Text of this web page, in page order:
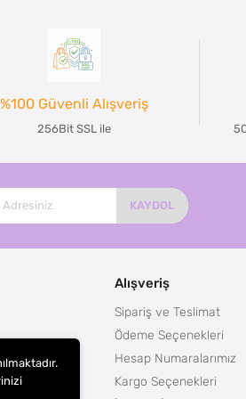
%100 Güvenli Alışveriş
256Bit SSL ile
KAYDOL
Alışveriş
Sipariş ve Teslimat
Ödeme Seçenekleri
Hesap Numaralarımız
Kargo Seçenekleri